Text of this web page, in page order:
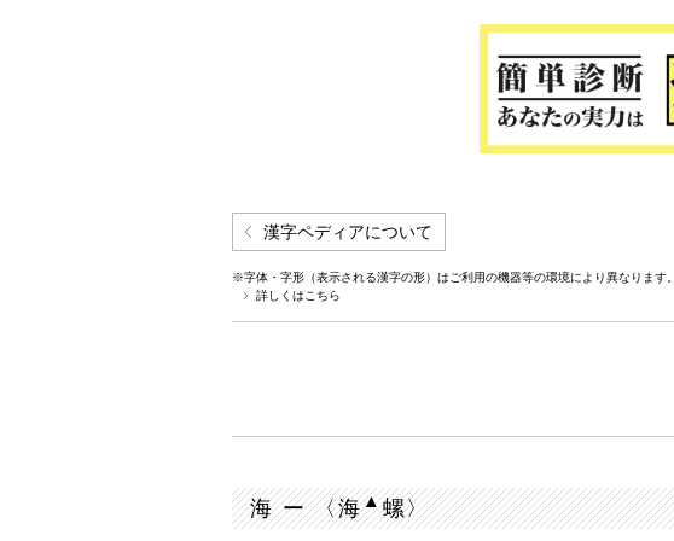
漢字ペディアについて
※字体・字形（表示される漢字の形）はご利用の機器等の環境により異なります。
詳しくはこちら
海 ー 〈海▲螺〉